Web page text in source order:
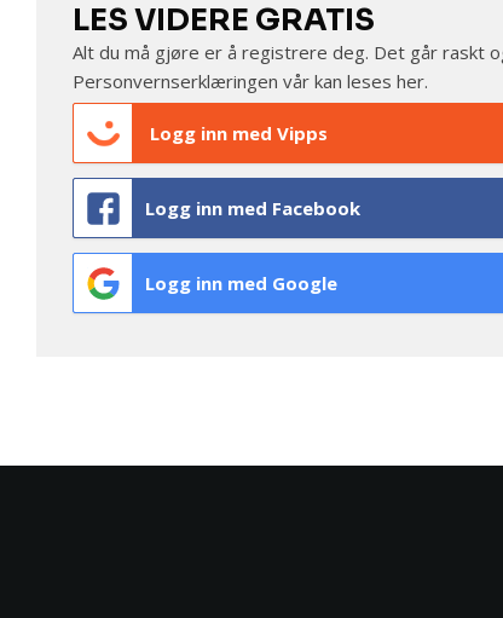
LES VIDERE GRATIS
Alt du må gjøre er å registrere deg. Det går raskt
Personvernserklæringen vår kan leses her.
Logg inn med Vipps
Logg inn med Facebook
Logg inn med Google